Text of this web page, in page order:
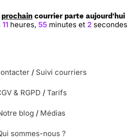
prochain courrier parte aujourd'hui
11 heures,55 minutes et1 seconde
/ Suivi courriers
& RGPD / Tarifs
blog / Médias
sommes-nous ?